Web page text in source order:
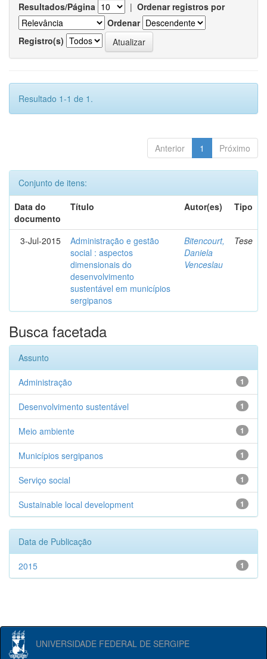
Resultados/Página | Ordenar registros por
Ordenar
Registro(s)
Resultado 1-1 de 1.
Anterior 1 Próximo
Conjunto de itens:
Data do
documento
Título Autor(es) Tipo
3-Jul-2015
Administração e gestão
social : aspectos
dimensionais do
desenvolvimento
sustentável em municípios
sergipanos
Bitencourt,
Daniela
Venceslau
Tese
Busca facetada
Assunto
1
Administração
1
Desenvolvimento sustentável
1
Meio ambiente
1
Municípios sergipanos
1
Serviço social
1
Sustainable local development
Data de Publicação
1
2015
UNIVERSIDADE FEDERAL DE SERGIPE